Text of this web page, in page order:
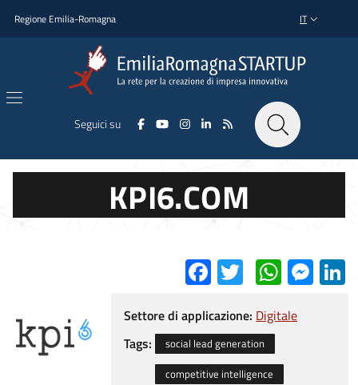
Regione Emilia-Romagna SELETTORE
IT
Seguici su
KPI6.COM
Facebook
Twitter
Settore di applicazione: Digitale
Tags:
social lead generation
competitive intelligence